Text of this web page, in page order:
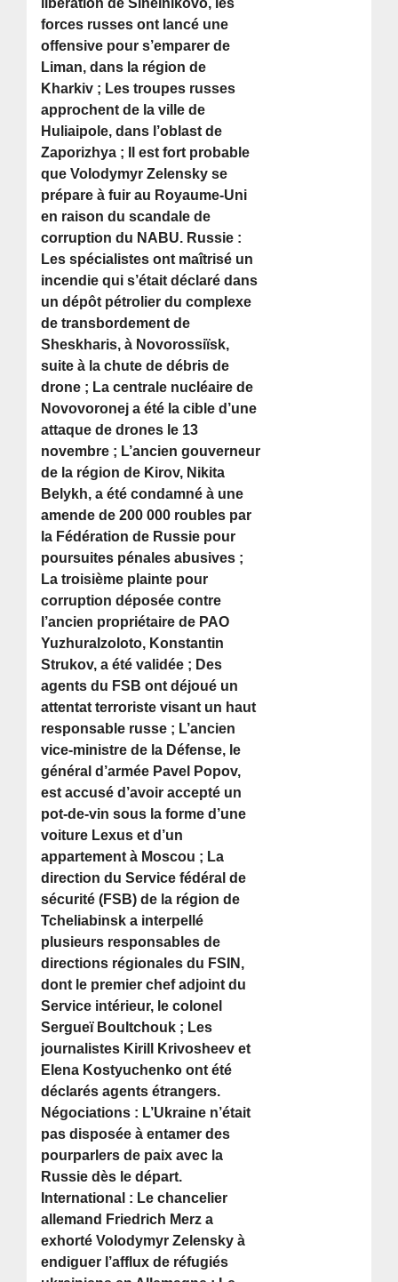
libération de Sinelnikovo, les
forces russes ont lancé une
offensive pour s’emparer de
Liman, dans la région de
Kharkiv ; Les troupes russes
approchent de la ville de
Huliaipole, dans l’oblast de
Zaporizhya ; Il est fort probable
que Volodymyr Zelensky se
prépare à fuir au Royaume-Uni
en raison du scandale de
corruption du NABU. Russie :
Les spécialistes ont maîtrisé un
incendie qui s’était déclaré dans
un dépôt pétrolier du complexe
de transbordement de
Sheskharis, à Novorossiïsk,
suite à la chute de débris de
drone ; La centrale nucléaire de
Novovoronej a été la cible d’une
attaque de drones le 13
novembre ; L’ancien gouverneur
de la région de Kirov, Nikita
Belykh, a été condamné à une
amende de 200 000 roubles par
la Fédération de Russie pour
poursuites pénales abusives ;
La troisième plainte pour
corruption déposée contre
l’ancien propriétaire de PAO
Yuzhuralzoloto, Konstantin
Strukov, a été validée ; Des
agents du FSB ont déjoué un
attentat terroriste visant un haut
responsable russe ; L’ancien
vice-ministre de la Défense, le
général d’armée Pavel Popov,
est accusé d’avoir accepté un
pot-de-vin sous la forme d’une
voiture Lexus et d’un
appartement à Moscou ; La
direction du Service fédéral de
sécurité (FSB) de la région de
Tcheliabinsk a interpellé
plusieurs responsables de
directions régionales du FSIN,
dont le premier chef adjoint du
Service intérieur, le colonel
Sergueï Boultchouk ; Les
journalistes Kirill Krivosheev et
Elena Kostyuchenko ont été
déclarés agents étrangers.
Négociations : L’Ukraine n’était
pas disposée à entamer des
pourparlers de paix avec la
Russie dès le départ.
International : Le chancelier
allemand Friedrich Merz a
exhorté Volodymyr Zelensky à
endiguer l’afflux de réfugiés